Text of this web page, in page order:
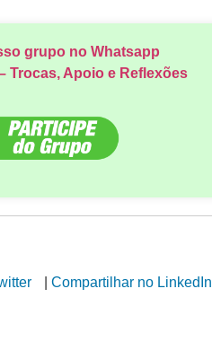
grupo no Whatsapp
Trocas, Apoio e Reflexões
Compartilhar no LinkedIn